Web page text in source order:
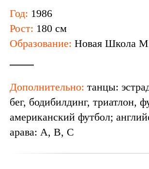
Год: 1986
Рост: 180 см
Образование: ​Новая Школа
Дополнительно: танцы:
бег, бодибилдинг, триатлон,
американский футбол;
арава: A, B, C